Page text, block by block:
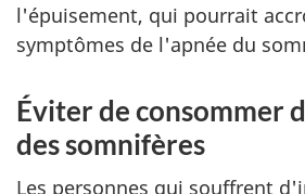
l'épuisement, qui pourrait
symptômes de l'apnée du
Éviter de consommer
des somnifères
Les personnes qui souffrent